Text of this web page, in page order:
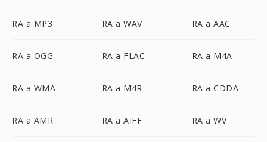
RA a MP3 RA a WAV RA a AAC
RA a OGG RA a FLAC RA a M4A
RA a WMA RA a M4R RA a CDDA
RA a AMR RA a AIFF RA a WV